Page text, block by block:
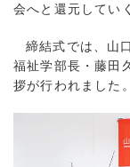
会へと還元してい
締結式では、山
福祉学部長・藤田
拶が行われました。